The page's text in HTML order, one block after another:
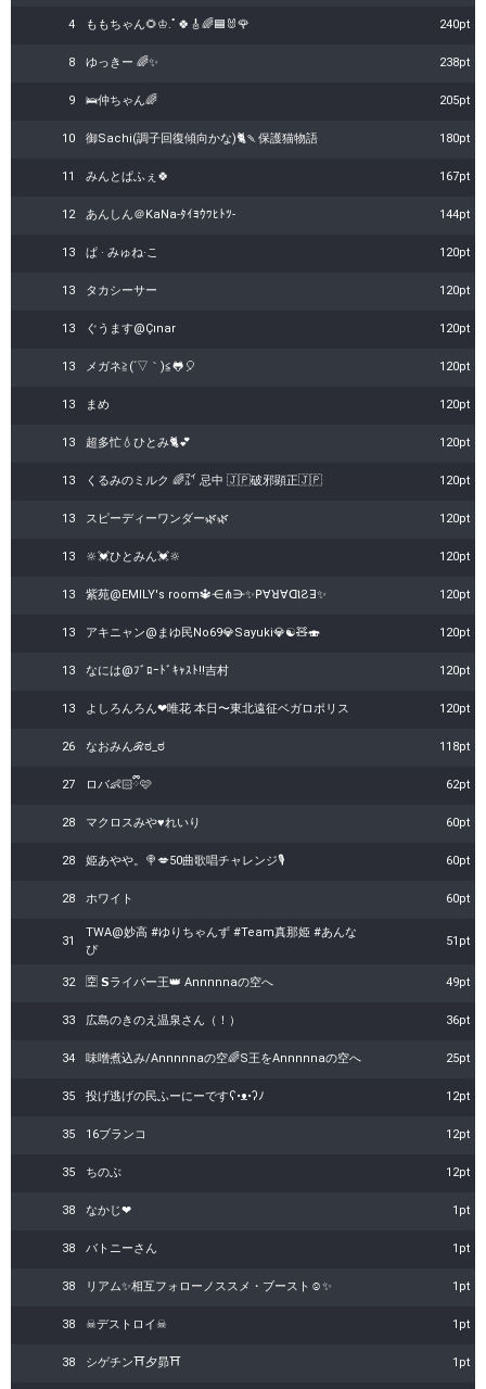
4 ももちゃん🌻♔.ﾟ🍀🎸🌈🟦🐰🌹 240pt
8 ゆっきー 🌈✨️ 238pt
9 🛌仲ちゃん🌈 205pt
10 御Sachi(調子回復傾向かな)🐈🍡保護猫物語‬ 180pt
11 みんとぱふぇ🍀 167pt
12 あんしん＠KaNa-ﾀｲﾖｳﾜﾋﾄﾂ- 144pt
13 ぱ · みゅね·こ 120pt
13 タカシーサー 120pt
13 ぐうます@Çınar 120pt
13 メガネ≧(´▽｀)≦🐸🎈 120pt
13 まめ 120pt
13 超多忙💧ひとみ🐈💕 120pt
13 くるみのミルク 🌈㍄ 忌中 🇯🇵破邪顕正🇯🇵 120pt
13 スピーディーワンダー🌿🌿 120pt
13 🔆💓ひとみん💓🔆 120pt
13 紫苑@EMILY's room🔱⋲⋔⋺✨ꓑꓯꓤꓯꓷⲒƧꓱ✨ 120pt
13 アキニャン@まゆ民No69💎Sayuki💎☯️🧸🍣 120pt
13 なには@ﾌﾞﾛｰﾄﾞｷｬｽﾄ!!吉村 120pt
13 よしろんろん❤唯花 本日〜東北遠征ベガロポリス 120pt
26 なおみんℛಠ_ಠ 118pt
27 ロバ👶🏻ྀི🩷 62pt
28 マクロスみや♥︎れいり 60pt
28 姫あやや。🍭💋50曲歌唱チャレンジ🎙 60pt
28 ホワイト 60pt
31
TWA@妙高 #ゆりちゃんず #Team真那姫 #あんな
ぴ
51pt
32 🈳 𝗦ライバー王👑 Annnnnaの空へ 49pt
33 広島のきのえ温泉さん（！） 36pt
34 味噌煮込み/Annnnnaの空🌈S王をAnnnnnaの空へ 25pt
35 投げ逃げの民ふーにーですʕ•ᴥ•ʔﾉ 12pt
35 16ブランコ 12pt
35 ちのぶ 12pt
38 なかじ❤ 1pt
38 バトニーさん 1pt
38 リアム✨相互フォローノススメ・ブースト☺✨ 1pt
38 ☠デストロイ☠ 1pt
38 シゲチン⛩️夕昴⛩️ 1pt